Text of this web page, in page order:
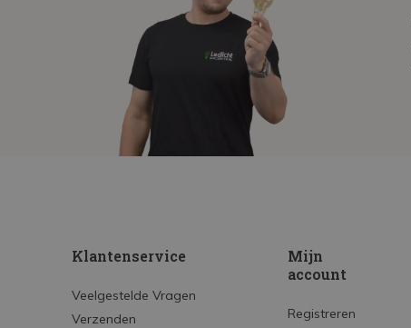
Klantenservice
Veelgestelde Vragen
Verzenden
Mijn
account
Registreren